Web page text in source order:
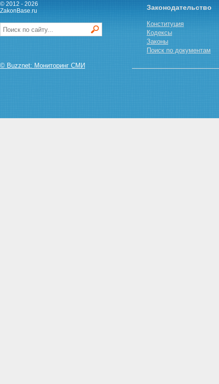
© 2012 - 2026
ZakonBase.ru
© Buzznet: Мониторинг СМИ
Законодательство
Конституция
Кодексы
Законы
Поиск по документам